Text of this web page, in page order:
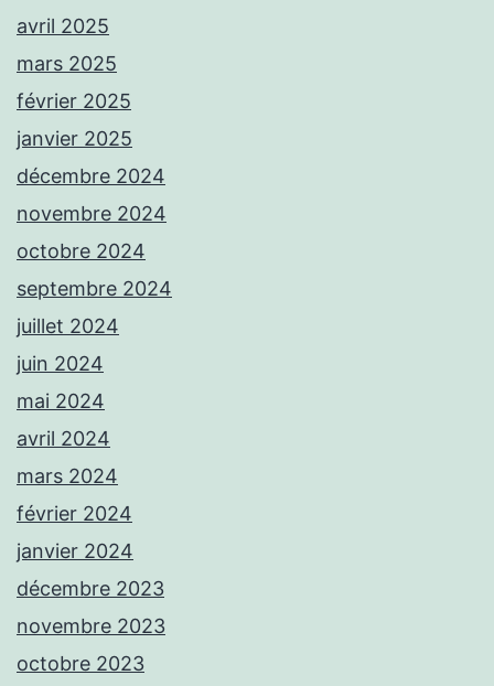
avril 2025
mars 2025
février 2025
janvier 2025
décembre 2024
novembre 2024
octobre 2024
septembre 2024
juillet 2024
juin 2024
mai 2024
avril 2024
mars 2024
février 2024
janvier 2024
décembre 2023
novembre 2023
octobre 2023